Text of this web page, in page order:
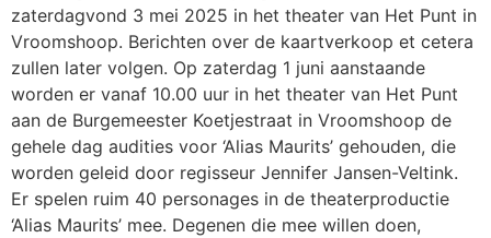
zaterdagvond 3 mei 2025 in het theater van Het Punt in
Vroomshoop. Berichten over de kaartverkoop et cetera
zullen later volgen. Op zaterdag 1 juni aanstaande
worden er vanaf 10.00 uur in het theater van Het Punt
aan de Burgemeester Koetjestraat in Vroomshoop de
gehele dag audities voor ‘Alias Maurits’ gehouden, die
worden geleid door regisseur Jennifer Jansen-Veltink.
Er spelen ruim 40 personages in de theaterproductie
‘Alias Maurits’ mee. Degenen die mee willen doen,